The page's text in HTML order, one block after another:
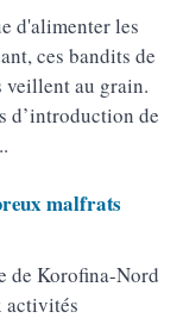
d'alimenter les
ces bandits de
au grain.
d’introduction de
malfrats
de Korofina-Nord
activités